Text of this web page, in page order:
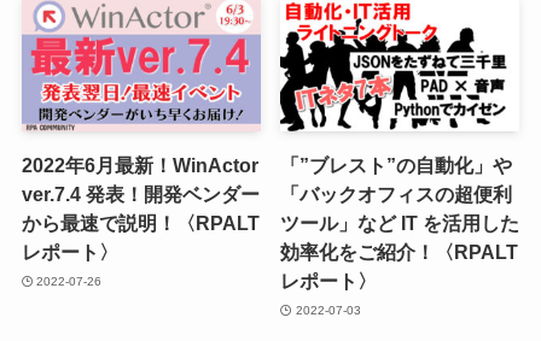
2022年6月最新！WinActor
ver.7.4 発表！開発ベンダー
から最速で説明！〈RPALT
レポート〉
2022-07-26
「”ブレスト”の自動化」や
「バックオフィスの超便利
ツール」など IT を活用した
効率化をご紹介！〈RPALT
レポート〉
2022-07-03